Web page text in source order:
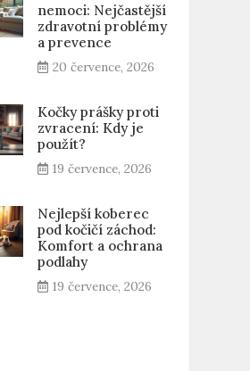
nemoci: Nejčastější
zdravotní problémy
a prevence
20 července, 2026
Kočky prášky proti
zvracení: Kdy je
použít?
19 července, 2026
Nejlepší koberec
pod kočičí záchod:
Komfort a ochrana
podlahy
19 července, 2026